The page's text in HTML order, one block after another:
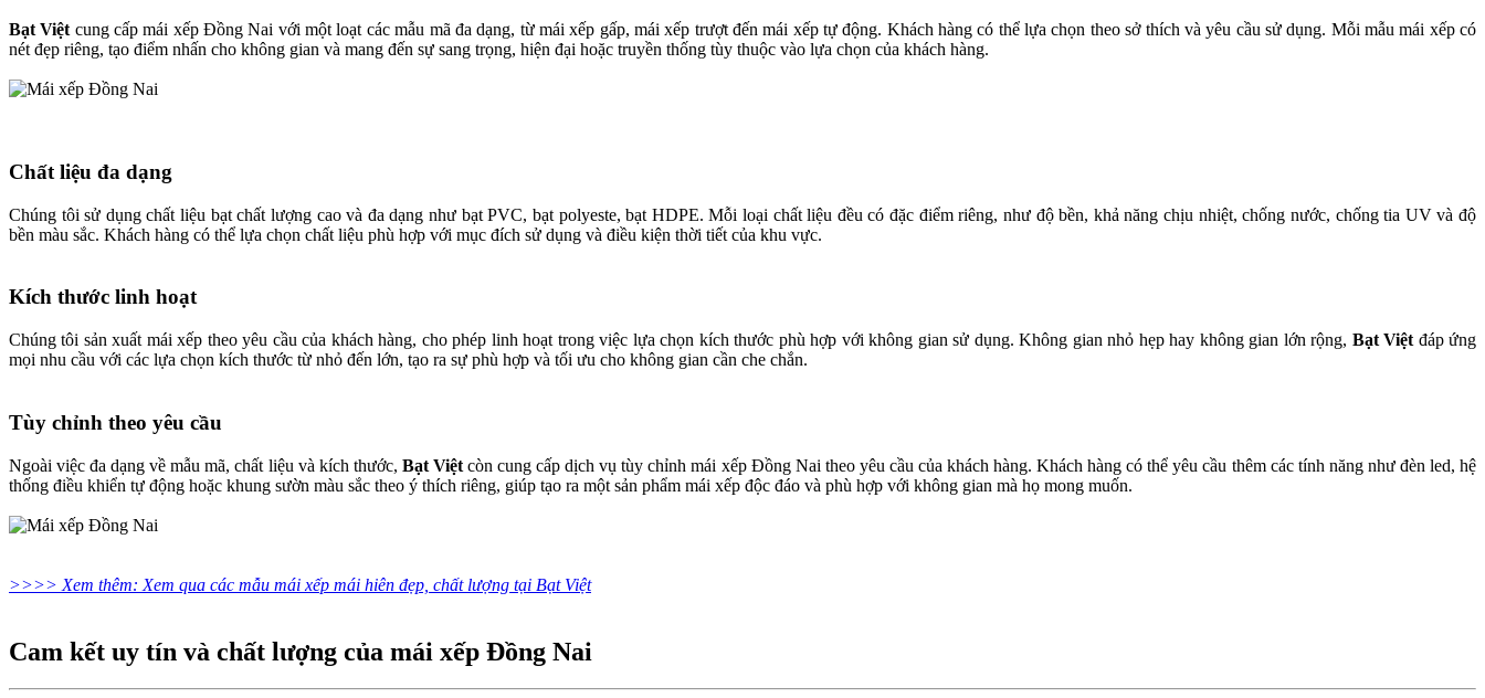
Bạt Việt cung cấp mái xếp Đồng Nai với một loạt các mẫu mã đa dạng, từ mái xếp gấp, mái xếp trượt đến mái xếp tự động. Khách hàng có thể lựa chọn theo sở thích và yêu cầu sử dụng. Mỗi mẫu mái xếp có
nét đẹp riêng, tạo điểm nhấn cho không gian và mang đến sự sang trọng, hiện đại hoặc truyền thống tùy thuộc vào lựa chọn của khách hàng.
Chất liệu đa dạng
Chúng tôi sử dụng chất liệu bạt chất lượng cao và đa dạng như bạt PVC, bạt polyeste, bạt HDPE. Mỗi loại chất liệu đều có đặc điểm riêng, như độ bền, khả năng chịu nhiệt, chống nước, chống tia UV và độ
bền màu sắc. Khách hàng có thể lựa chọn chất liệu phù hợp với mục đích sử dụng và điều kiện thời tiết của khu vực.
Kích thước linh hoạt
Chúng tôi sản xuất mái xếp theo yêu cầu của khách hàng, cho phép linh hoạt trong việc lựa chọn kích thước phù hợp với không gian sử dụng. Không gian nhỏ hẹp hay không gian lớn rộng, Bạt Việt đáp ứng
mọi nhu cầu với các lựa chọn kích thước từ nhỏ đến lớn, tạo ra sự phù hợp và tối ưu cho không gian cần che chắn.
Tùy chỉnh theo yêu cầu
Ngoài việc đa dạng về mẫu mã, chất liệu và kích thước, Bạt Việtcòn cung cấp dịch vụ tùy chỉnh mái xếp Đồng Nai theo yêu cầu của khách hàng. Khách hàng có thể yêu cầu thêm các tính năng như đèn led, hệ
thống điều khiển tự động hoặc khung sườn màu sắc theo ý thích riêng, giúp tạo ra một sản phẩm mái xếp độc đáo và phù hợp với không gian mà họ mong muốn.
>>>> Xem thêm: Xem qua các mẫu mái xếp mái hiên đẹp, chất lượng tại Bạt Việt
Cam kết uy tín và chất lượng của mái xếp Đồng Nai